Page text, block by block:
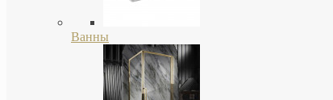
Ванны